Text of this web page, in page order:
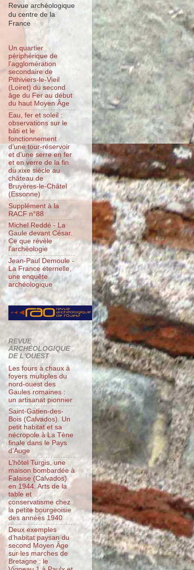
Revue archéologique
du centre de la
France
Un quartier
périphérique de
l’agglomération
secondaire de
Pithiviers-le-Vieil
(Loiret) du second
âge du Fer au début
du haut Moyen Âge
Eau, fer et soleil :
observations sur le
bâti et le
fonctionnement
d’une tour-réservoir
et d’une serre en fer
et en verre de la fin
du xixe siècle au
château de
Bruyères-le-Châtel
(Essonne)
Supplément à la
RACF n°88
Michel Reddé - La
Gaule devant César.
Ce que révèle
l’archéologie
Jean-Paul Demoule -
La France éternelle,
une enquête
archéologique
REVUE
ARCHÉOLOGIQUE
DE L'OUEST
Les fours à chaux à
foyers multiples du
nord-ouest des
Gaules romaines :
un artisanat pionnier
Saint-Gatien-des-
Bois (Calvados). Un
petit habitat et sa
nécropole à La Tène
finale dans le Pays
d’Auge
L’hôtel Turgis, une
maison bombardée à
Falaise (Calvados)
en 1944. Arts de la
table et
conservatisme chez
la petite bourgeoisie
des années 1940
Deux exemples
d’habitat paysan du
second Moyen Âge
sur les marches de
Bretagne : le